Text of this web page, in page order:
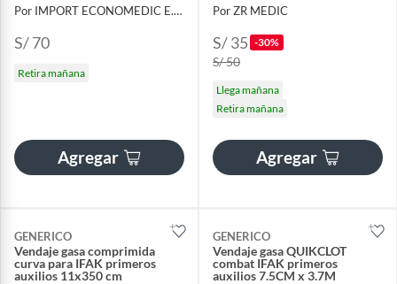
Por IMPORT ECONOMEDIC E.I.R.L.
S/ 70
Retira mañana
Agregar
Por ZR MEDIC
S/ 35 -30%
S/ 50
Llega mañana
Retira mañana
Agregar
GENERICO
Vendaje gasa comprimida
curva para IFAK primeros
auxilios 11x350 cm
GENERICO
Vendaje gasa QUIKCLOT
combat IFAK primeros
auxilios 7.5CM x 3.7M